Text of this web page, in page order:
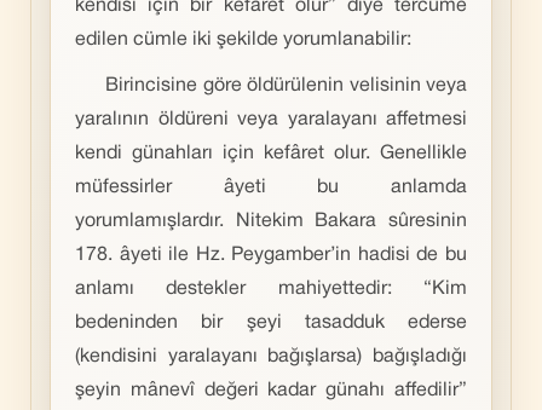
kendisi için bir kefâret olur” diye tercüme
edilen cümle iki şekilde yorumlanabilir:
Birincisine göre öldürülenin velisinin veya
yaralının öldüreni veya yaralayanı affetmesi
kendi günahları için kefâret olur. Genellikle
müfessirler âyeti bu anlamda
yorumlamışlardır. Nitekim Bakara sûresinin
178. âyeti ile Hz. Peygamber’in hadisi de bu
anlamı destekler mahiyettedir: “Kim
bedeninden bir şeyi tasadduk ederse
(kendisini yaralayanı bağışlarsa) bağışladığı
şeyin mânevî değeri kadar günahı affedilir”